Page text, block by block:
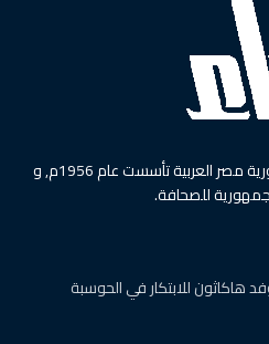
هي أول جريدة مسائية في جمهورية مصر العربية تأسست عام 1956م, و
للصحافة.
هاكاثون للابتكار في الحوسبة